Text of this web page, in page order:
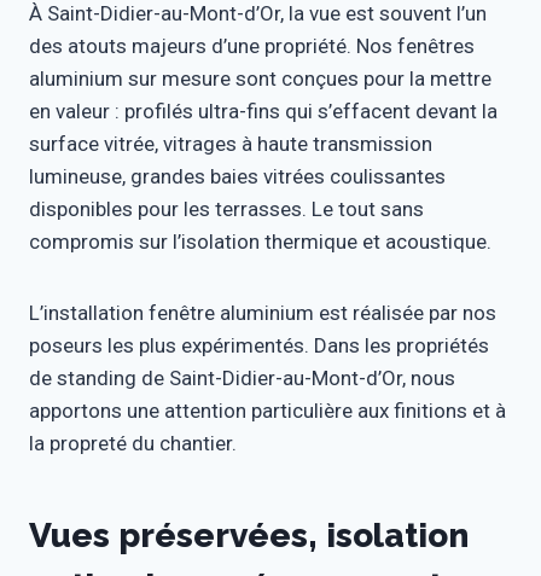
À Saint-Didier-au-Mont-d’Or, la vue est souvent l’un
des atouts majeurs d’une propriété. Nos fenêtres
aluminium sur mesure sont conçues pour la mettre
en valeur : profilés ultra-fins qui s’effacent devant la
surface vitrée, vitrages à haute transmission
lumineuse, grandes baies vitrées coulissantes
disponibles pour les terrasses. Le tout sans
compromis sur l’isolation thermique et acoustique.
L’installation fenêtre aluminium est réalisée par nos
poseurs les plus expérimentés. Dans les propriétés
de standing de Saint-Didier-au-Mont-d’Or, nous
apportons une attention particulière aux finitions et à
la propreté du chantier.
Vues préservées, isolation